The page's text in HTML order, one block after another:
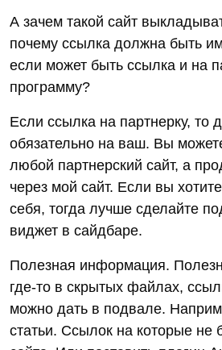
А зачем такой сайт
почему ссылка должна быть
если может быть ссылка и на
программу?
Если ссылка на партнерку, то
обязательно на ваш. Вы
любой партнерский сайт, а
через мой сайт. Если вы
себя, тогда лучше сделайте
виджет в сайдбаре.
Полезная информация.
где-то в скрытых файлах,
можно дать в подвале.
статьи. Ссылок на которые не